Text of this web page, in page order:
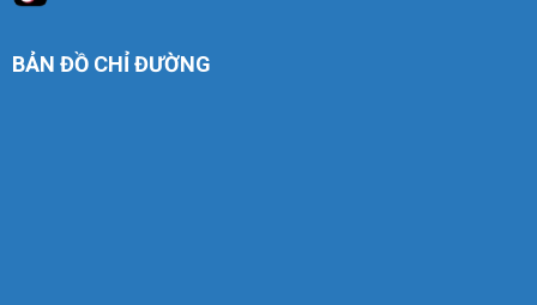
BẢN ĐỒ CHỈ ĐƯỜNG